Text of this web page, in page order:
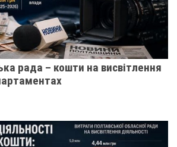
рада – кошти на висвітлення